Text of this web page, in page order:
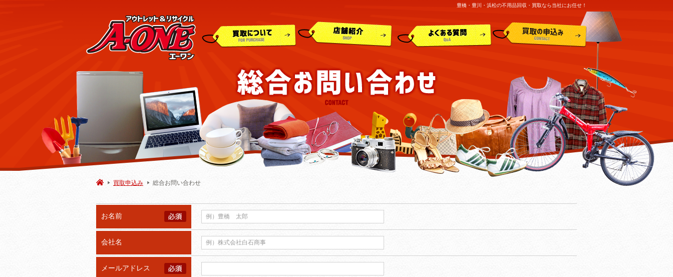
豊橋・豊川・浜松の不用品回収・買取なら当社にお任せ！
買取申込み 総合お問い合わせ
お名前
会社名
メールアドレス